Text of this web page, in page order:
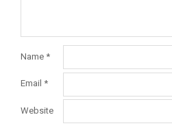
Name *
Email *
Website